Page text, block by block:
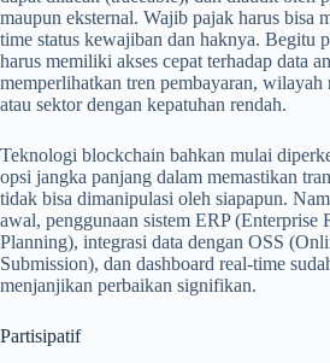
maupun eksternal. Wajib pajak harus bisa
time status kewajiban dan haknya. Begitu
harus memiliki akses cepat terhadap data
memperlihatkan tren pembayaran, wilayah
atau sektor dengan kepatuhan rendah.
Teknologi blockchain bahkan mulai
opsi jangka panjang dalam memastikan
tidak bisa dimanipulasi oleh siapapun.
awal, penggunaan sistem ERP (Enterprise
Planning), integrasi data dengan OSS
Submission), dan dashboard real-time
menjanjikan perbaikan signifikan.
Partisipatif